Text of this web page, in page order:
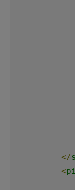
</
<